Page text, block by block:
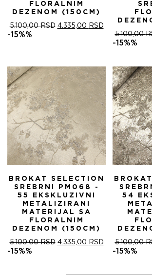
FLORALNIM
DEZENOM (150CM)
5.100,00RSD ОРИГИНАЛНА
4.335,00 RSDТРЕНУТНА
ЦЕНА
-15%%
5.100,00
-15%%
BROKAT SELECTION
SREBRNI PM068 -
55 EKSKLUZIVNI
METALIZIRANI
MATERIJAL SA
FLORALNIM
DEZENOM (150CM)
5.100,00RSD ОРИГИНАЛНА
5.100,00 RSD.
4.335,00 RSDТРЕНУТНА
ЦЕНА
-15%%
54
5.100,00
-15%%